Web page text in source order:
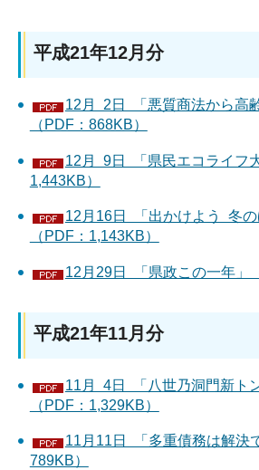
平成21年12月分
12月 2日 「悪質商法から高
（PDF：868KB）
12月 9日 「県民エコライフ
1,443KB）
12月16日 「出かけよう 冬の
（PDF：1,143KB）
12月29日 「県政この一年」
平成21年11月分
11月 4日 「八世乃洞門新ト
（PDF：1,329KB）
11月11日 「多重債務は解決
789KB）